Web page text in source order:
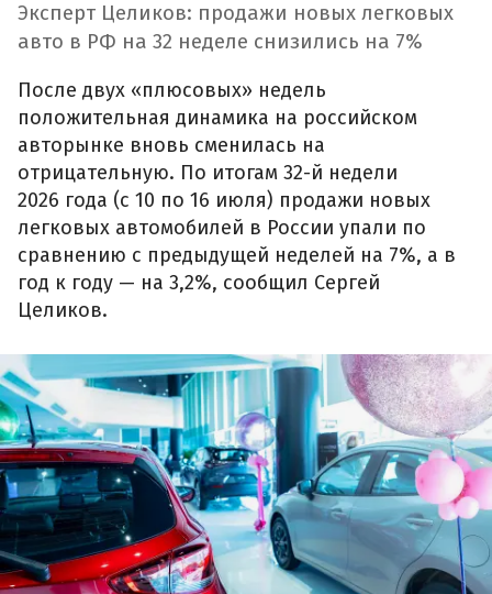
Эксперт Целиков: продажи новых легковых
авто в РФ на 32 неделе снизились на 7%
После двух «плюсовых» недель
положительная динамика на российском
авторынке вновь сменилась на
отрицательную. По итогам 32-й недели
2026 года (с 10 по 16 июля) продажи новых
легковых автомобилей в России упали по
сравнению с предыдущей неделей на 7%, а в
год к году — на 3,2%, сообщил Сергей
Целиков.